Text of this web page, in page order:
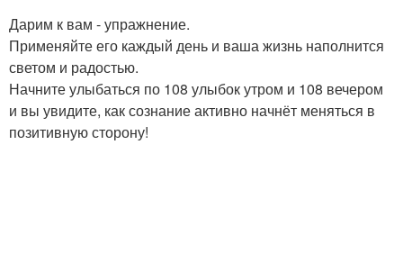
Дарим к вам - упражнение.
Применяйте его каждый день и ваша жизнь наполнится
светом и радостью.
Начните улыбаться по 108 улыбок утром и 108 вечером
и вы увидите, как сознание активно начнёт меняться в
позитивную сторону!